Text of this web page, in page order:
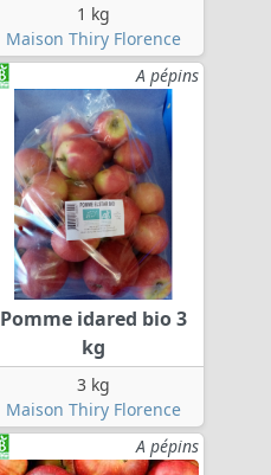
1 kg
Maison Thiry Florence
A pépins
Pomme idared bio 3
kg
3 kg
Maison Thiry Florence
A pépins